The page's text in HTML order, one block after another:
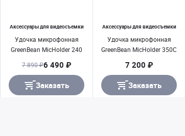
Аксессуары для видеосъемки
Удочка микрофонная
GreenBean MicHolder 240
7 890 ₽6 490 ₽
Заказать
Аксессуары для видеосъемки
Удочка микрофонная
GreenBean MicHolder 350C
7 200 ₽
Заказать